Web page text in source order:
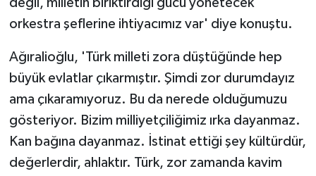
değil, milletin biriktirdiği gücü yönetecek
orkestra şeflerine ihtiyacımız var' diye konuştu.
Ağıralioğlu, 'Türk milleti zora düştüğünde hep
büyük evlatlar çıkarmıştır. Şimdi zor durumdayız
ama çıkaramıyoruz. Bu da nerede olduğumuzu
gösteriyor. Bizim milliyetçiliğimiz ırka dayanmaz.
Kan bağına dayanmaz. İstinat ettiği şey kültürdür,
değerlerdir, ahlaktır. Türk, zor zamanda kavim